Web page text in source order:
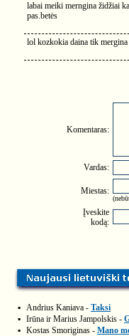
labai meiki merngina židžiai
pas.betės
lol kozkokia daina tik
Komentaras:
Vardas:
Miestas:
Įveskite
kodą:
▪ Andrius Kaniava - Taksi
▪ Irūna ir Marius Jampolskis -
▪ Kostas Smoriginas - Mano